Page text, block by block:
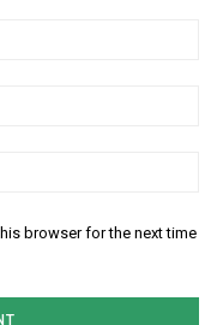
browser for the next time